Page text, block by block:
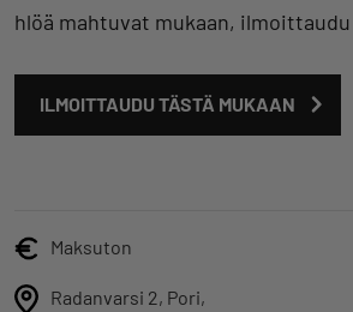
hlöä mahtuvat mukaan,
ILMOITTAUDU TÄSTÄ MUKAAN
Maksuton
Radanvarsi 2, Pori,